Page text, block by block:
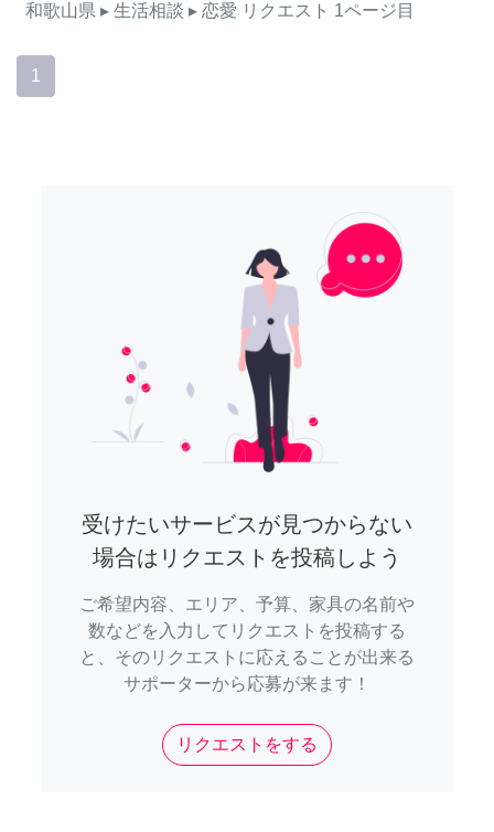
和歌山県 ▸ 生活相談 ▸ 恋愛 リクエスト 1ページ目
1
受けたいサービスが見つからない
場合はリクエストを投稿しよう
ご希望内容、エリア、予算、家具の名前や
数などを入力してリクエストを投稿する
と、そのリクエストに応えることが出来る
サポーターから応募が来ます！
リクエストをする